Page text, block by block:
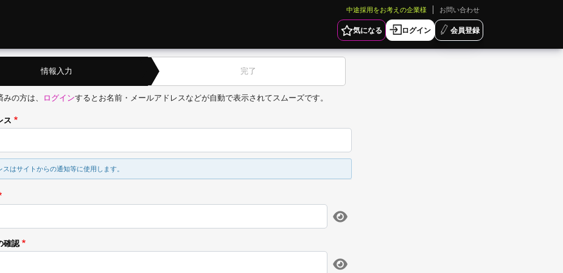
中途採用をお考えの企業様 お問い合わせ
気になる ログイン 会員登録
情報入力 完了
の方は、 ログインするとお名前・メールアドレスなどが自動で表示されてスムーズです。
ス
スはサイトからの通知等に使用します。
確認